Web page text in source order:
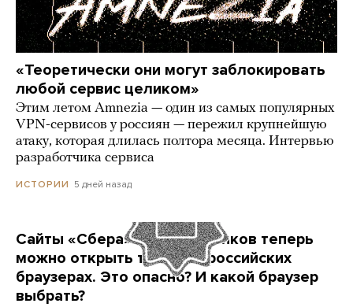
«Теоретически они могут заблокировать
любой сервис целиком»
Этим летом Amnezia — один из самых популярных
VPN-сервисов у россиян — пережил крупнейшую
атаку, которая длилась полтора месяца. Интервью
разработчика сервиса
ИСТОРИИ 5 дней назад
Сайты «Сбера» и других банков теперь
можно открыть только в российских
браузерах. Это опасно? И какой браузер
выбрать?